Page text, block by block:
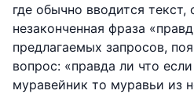
где обычно вводится текст,
незаконченная фраза
предлагаемых запросов,
вопрос: «правда ли что
муравейник то муравьи из